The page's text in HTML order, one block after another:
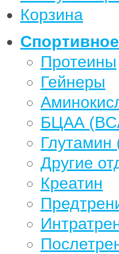
Корзина
Протеины
Гейнеры
БЦАА
Глутамин
Другие
Креатин